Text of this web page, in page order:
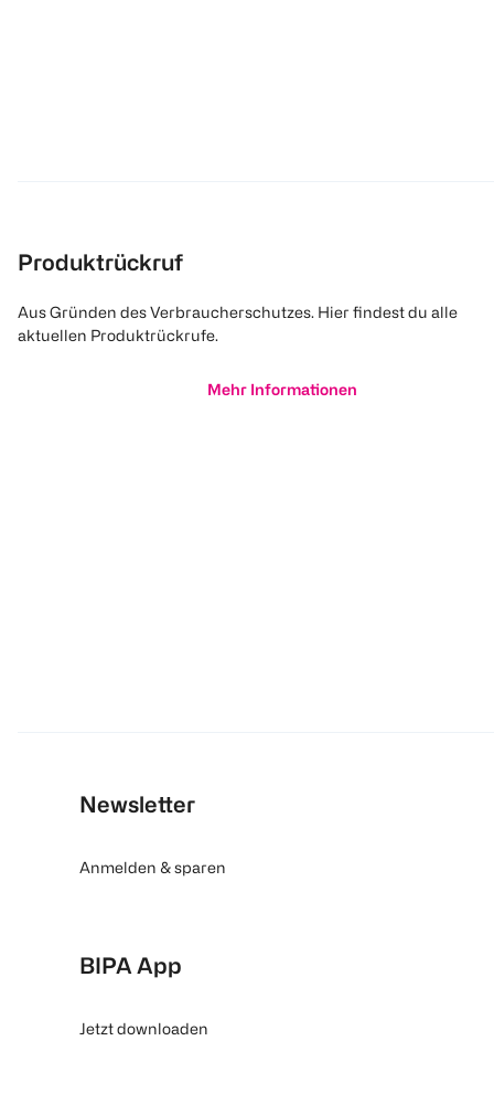
Produktrückruf
Aus Gründen des Verbraucherschutzes. Hier findest du alle
aktuellen Produktrückrufe.
Mehr Informationen
Newsletter
Anmelden & sparen
BIPA App
Jetzt downloaden